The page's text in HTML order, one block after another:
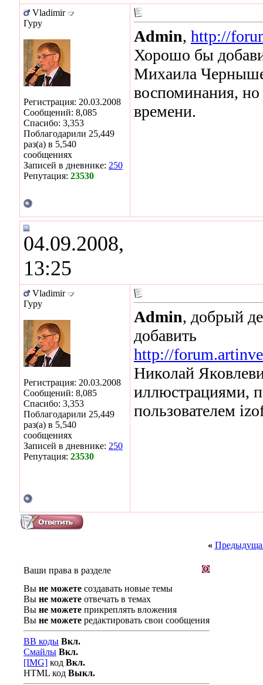
Vladimir
Гуру
Регистрация: 20.03.2008
Сообщений: 8,085
Спасибо: 3,353
Поблагодарили 25,449
раз(а) в 5,540
сообщениях
Записей в дневнике: 250
Репутация: 23530
Admin, http://
Хорошо бы
Михаила
воспоминания, но
времени.
04.09.2008,
13:25
Vladimir
Гуру
Регистрация: 20.03.2008
Сообщений: 8,085
Спасибо: 3,353
Поблагодарили 25,449
раз(а) в 5,540
сообщениях
Записей в дневнике: 250
Репутация: 23530
Admin, добрый
добавить
http://
Николай
иллюстрациями,
пользователем
«
Ваши права в разделе
Вы не можете создавать новые темы
Вы не можете отвечать в темах
Вы не можете прикреплять вложения
Вы не можете редактировать свои сообщения
BB коды Вкл.
Смайлы Вкл.
[IMG] код Вкл.
HTML код Выкл.